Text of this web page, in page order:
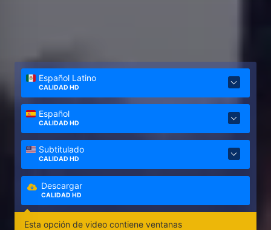
Español Latino
CALIDAD HD
Español
CALIDAD HD
Subtitulado
CALIDAD HD
Descargar
CALIDAD HD
Esta opción de video contiene ventanas